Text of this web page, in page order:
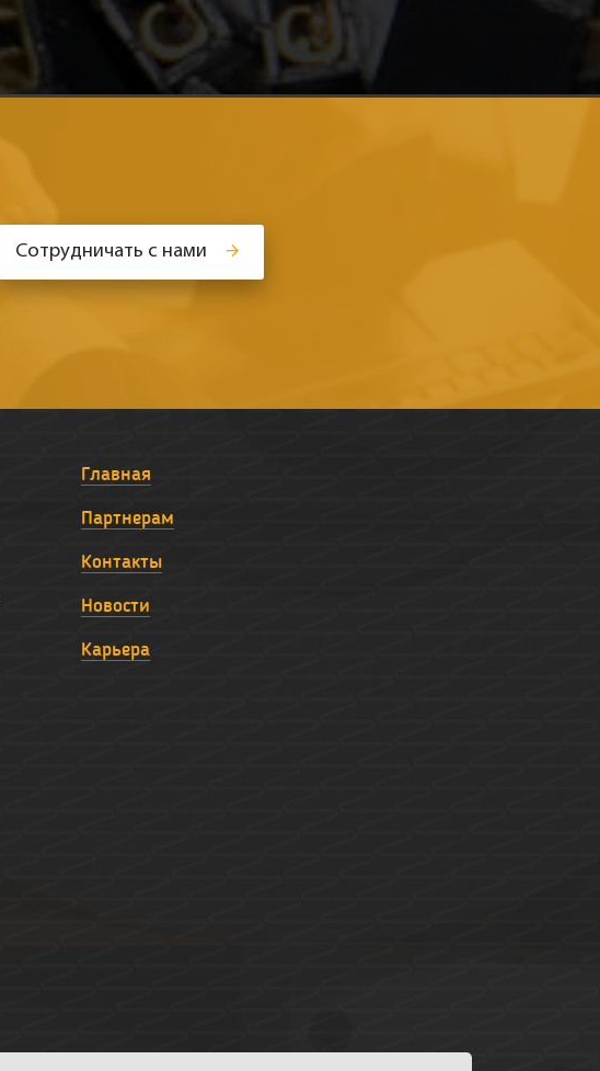
Сотрудничать с нами
Главная
Партнерам
Контакты
Новости
Карьера